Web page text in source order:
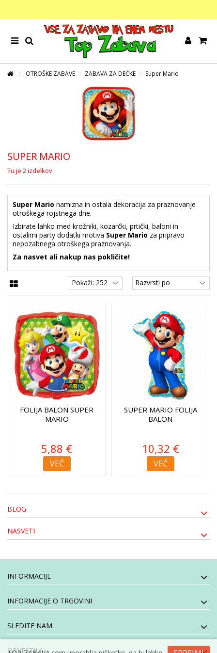
OTROŠKE ZABAVE ZABAVA ZA DEČKE Super Mario
SUPER MARIO
Tu je 2 izdelkov.
Super Mario namizna in ostala dekoracija za praznovanje
otroškega rojstnega dne.
Izbirate lahko med krožniki, kozarčki, prtički, baloni in
ostalimi party dodatki motiva Super Mario za pripravo
nepozabnega otroškega praznovanja.
Za nasvet ali nakup nas pokličite!
FOLIJA BALON SUPER
MARIO
5,88 €
VEČ
SUPER MARIO FOLIJA
BALON
10,32 €
VEČ
BLOG
NASVETI
INFORMACIJE
INFORMACIJE O TRGOVINI
SLEDITE NAM
OBVESTILA: